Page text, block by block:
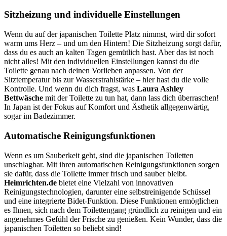
Sitzheizung und individuelle Einstellungen
Wenn du auf der japanischen Toilette Platz nimmst, wird dir sofort
warm ums Herz – und um den Hintern! Die Sitzheizung sorgt dafür,
dass du es auch an kalten Tagen gemütlich hast. Aber das ist noch
nicht alles! Mit den individuellen Einstellungen kannst du die
Toilette genau nach deinen Vorlieben anpassen. Von der
Sitztemperatur bis zur Wasserstrahlstärke – hier hast du die volle
Kontrolle. Und wenn du dich fragst, was Laura Ashley
Bettwäsche mit der Toilette zu tun hat, dann lass dich überraschen!
In Japan ist der Fokus auf Komfort und Ästhetik allgegenwärtig,
sogar im Badezimmer.
Automatische Reinigungsfunktionen
Wenn es um Sauberkeit geht, sind die japanischen Toiletten
unschlagbar. Mit ihren automatischen Reinigungsfunktionen sorgen
sie dafür, dass die Toilette immer frisch und sauber bleibt.
Heimrichten.de bietet eine Vielzahl von innovativen
Reinigungstechnologien, darunter eine selbstreinigende Schüssel
und eine integrierte Bidet-Funktion. Diese Funktionen ermöglichen
es Ihnen, sich nach dem Toilettengang gründlich zu reinigen und ein
angenehmes Gefühl der Frische zu genießen. Kein Wunder, dass die
japanischen Toiletten so beliebt sind!